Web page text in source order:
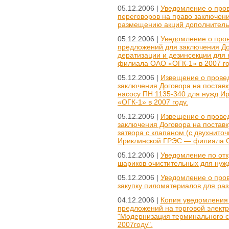
05.12.2006 | Уведомление о
переговоров на право
размещению акций
05.12.2006 | Уведомление о
предложений для заключения
дератизации и дезинсекции
филиала ОАО «ОГК-1» в 2007
05.12.2006 | Извещение о
заключения Договора на
насосу ПН 1135-340 для нужд
«ОГК-1» в 2007 году.
05.12.2006 | Извещение о
заключения Договора на
затвора с клапаном (с
Ириклинской ГРЭС — филиала
05.12.2006 | Уведомление по
шариков очистительных для
05.12.2006 | Уведомление о
закупку пиломатериалов для
04.12.2006 | Копия уведомления
предложений на торговой
"Модернизация терминального
2007году".